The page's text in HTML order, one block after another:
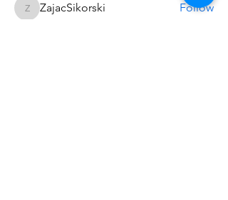
ZajacSikorski
ZajacSikorski
Follow